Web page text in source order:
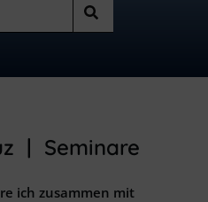
| Seminare
ich zusammen mit